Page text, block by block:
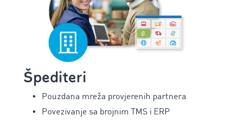
Špediteri
Pouzdana mreža provjerenih partnera
Povezivanje sa brojnim TMS i ERP